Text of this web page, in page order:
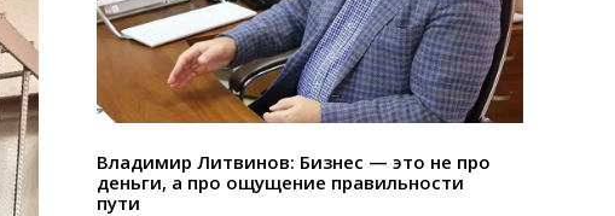
Владимир Литвинов: Бизнес — это не про
деньги, а про ощущение правильности
пути